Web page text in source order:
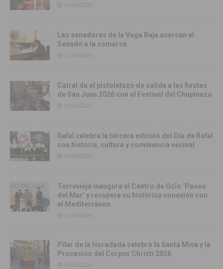
29/06/2026
Las senadoras de la Vega Baja acercan el
Senado a la comarca
17/06/2026
Catral da el pistoletazo de salida a las fiestas
de San Juan 2026 con el Festival del Chupinazo
13/06/2026
Rafal celebra la tercera edición del Día de Rafal
con historia, cultura y convivencia vecinal
13/06/2026
Torrevieja inaugura el Centro de Ocio ‘Paseo
del Mar’ y recupera su histórica conexión con
el Mediterráneo
12/06/2026
Pilar de la Horadada celebró la Santa Misa y la
Procesión del Corpus Christi 2026
11/06/2026